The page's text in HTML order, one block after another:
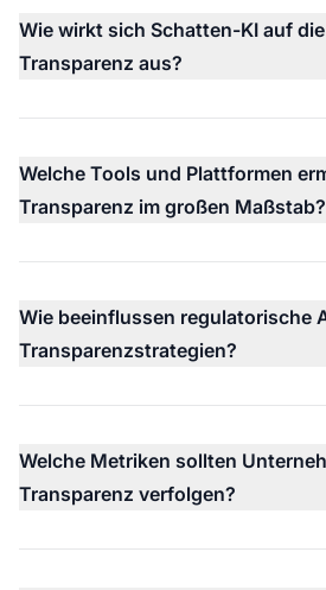
Wie wirkt sich Schatten-KI auf
Transparenz aus?
Welche Tools und Plattformen
Transparenz im großen Maßstab?
Wie beeinflussen regulatorische
Transparenzstrategien?
Welche Metriken sollten
Transparenz verfolgen?